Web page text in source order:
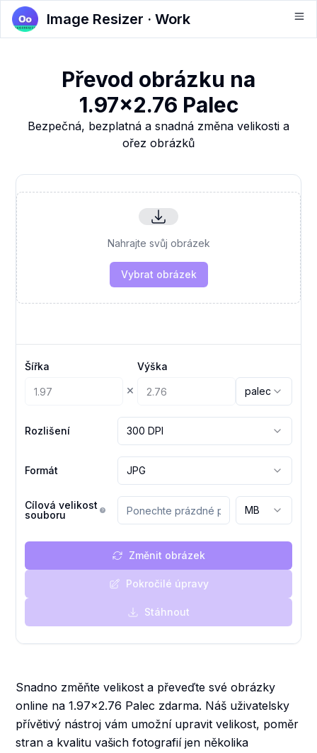
Image Resizer · Work
Převod obrázku na
1.97x2.76 Palec
Bezpečná, bezplatná a snadná změna velikosti a
ořez obrázků
Nahrajte svůj obrázek
Vybrat obrázek
Šířka
×
Výška
palec
Rozlišení 300 DPI
Formát JPG
Cílová velikost
souboru
MB
Změnit obrázek
Pokročilé úpravy
Stáhnout
Snadno změňte velikost a převeďte své obrázky
online na 1.97x2.76 Palec zdarma. Náš uživatelsky
přívětivý nástroj vám umožní upravit velikost, poměr
stran a kvalitu vašich fotografií jen několika